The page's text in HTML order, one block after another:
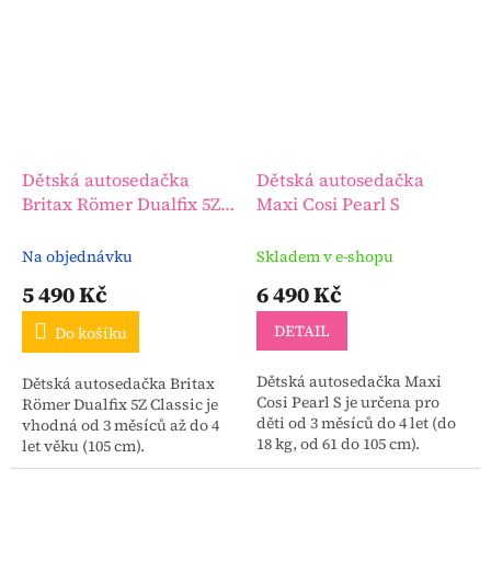
Dětská autosedačka
Britax Römer Dualfix 5Z
Na objednávku
5 490 Kč
Do košíku
Dětská autosedačka Britax
Römer Dualfix 5Z Classic je
vhodná od 3 měsíců až do 4
let věku (105 cm).
Dětská autosedačka
Maxi Cosi Pearl S
Skladem v e-shopu
6 490 Kč
DETAIL
Dětská autosedačka Maxi
Cosi Pearl S je určena pro
děti od 3 měsíců do 4 let (do
18 kg, od 61 do 105 cm).